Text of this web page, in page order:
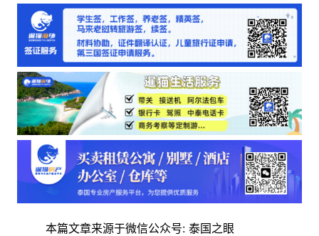
本篇文章来源于微信公众号: 泰国之眼